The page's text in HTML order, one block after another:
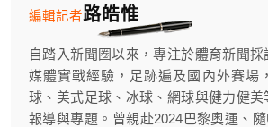
路皓惟
編輯記者
自踏入新聞圈以來，專注於體育新聞
媒體實戰經驗，足跡遍及國內外賽場
球、美式足球、冰球、網球與健力健美
報導與專題。曾親赴2024巴黎奧運、